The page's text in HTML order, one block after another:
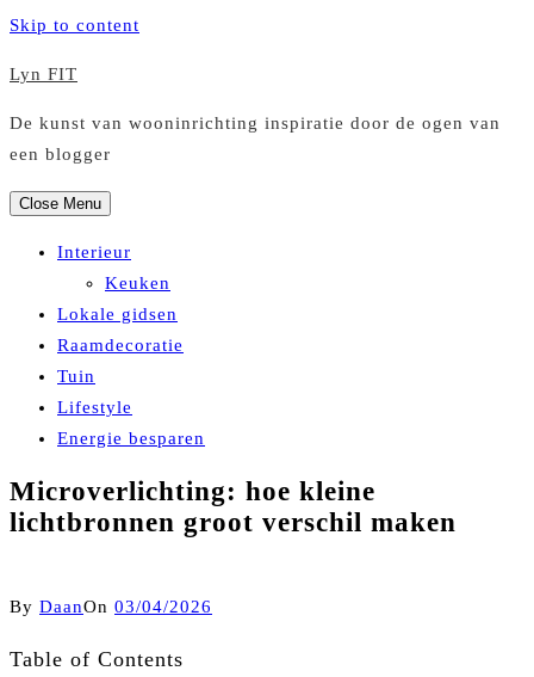
Skip to content
Lyn FIT
De kunst van wooninrichting inspiratie door de ogen van
een blogger
Close Menu
Interieur
Keuken
Lokale gidsen
Raamdecoratie
Tuin
Lifestyle
Energie besparen
Microverlichting: hoe kleine
lichtbronnen groot verschil maken
By DaanOn 03/04/2026
Table of Contents